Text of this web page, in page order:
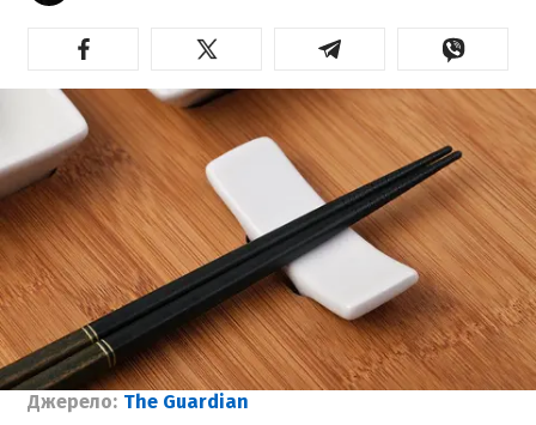
Джерело: The Guardian